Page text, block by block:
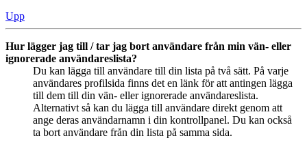
Upp
Hur lägger jag till / tar jag bort användare från min vän- eller
ignorerade användareslista?
Du kan lägga till användare till din lista på två sätt. På varje
användares profilsida finns det en länk för att antingen lägga
till dem till din vän- eller ignorerade användareslista.
Alternativt så kan du lägga till användare direkt genom att
ange deras användarnamn i din kontrollpanel. Du kan också
ta bort användare från din lista på samma sida.